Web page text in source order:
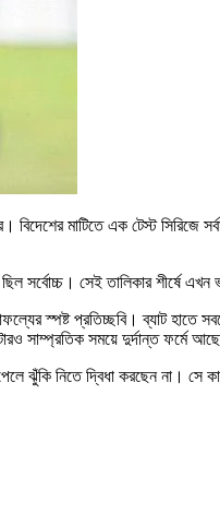
মাটিতে এক টেস্ট সিরিজে
সর্বোচ্চ। সেই তালিকার শীর্ষে এখন
স্পষ্ট প্রতিচ্ছবি। ব্যাট হাতে
সাম্প্রতিক সময়ে দুর্দান্ত ফর্মে
পেলে ঝুঁকি নিতে দ্বিধা করছেন না।